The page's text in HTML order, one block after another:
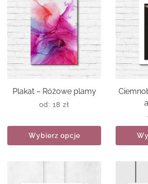
Plakat – Różowe plamy
od: 18 zł
Wybierz opcje